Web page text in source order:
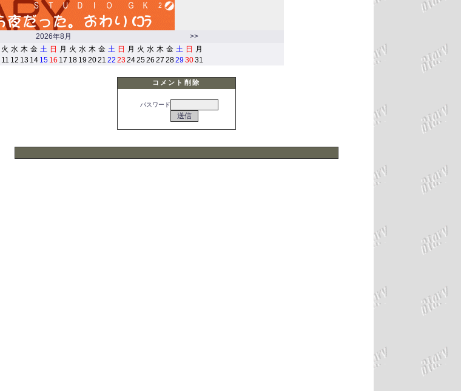
2026年8月
>>
火 水 木 金 土 日 月 火 水 木 金 土 日 月 火 水 木 金 土 日
月
11 12 13 14 15 16 17 18 19 2021 22 23 242526 27 2829 3031
コメント削除
パスワード